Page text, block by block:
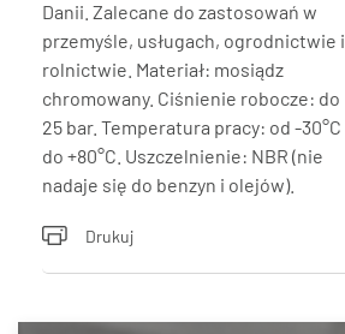
Danii. Zalecane do zastosowań w
przemyśle, usługach, ogrodnictwie i
rolnictwie. Materiał: mosiądz
chromowany. Ciśnienie robocze: do
25 bar. Temperatura pracy: od -30°C
do +80°C. Uszczelnienie: NBR (nie
nadaje się do benzyn i olejów).
Drukuj